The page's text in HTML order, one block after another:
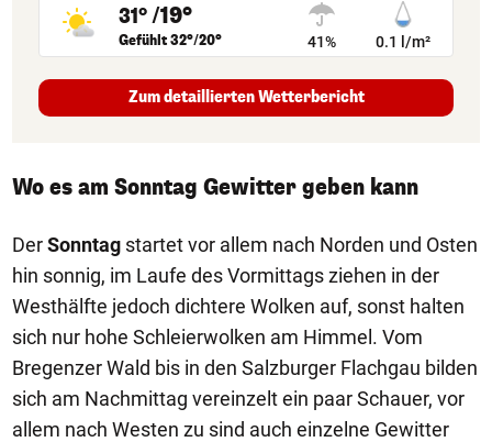
31°/19°
Gefühlt 32°/20° 41% 0.1 l/m²
Zum detaillierten Wetterbericht
Wo es am Sonntag Gewitter geben kann
DerSonntag startet vor allem nach Norden und Osten
hin sonnig, im Laufe des Vormittags ziehen in der
Westhälfte jedoch dichtere Wolken auf, sonst halten
sich nur hohe Schleierwolken am Himmel. Vom
Bregenzer Wald bis in den Salzburger Flachgau bilden
sich am Nachmittag vereinzelt ein paar Schauer, vor
allem nach Westen zu sind auch einzelne Gewitter